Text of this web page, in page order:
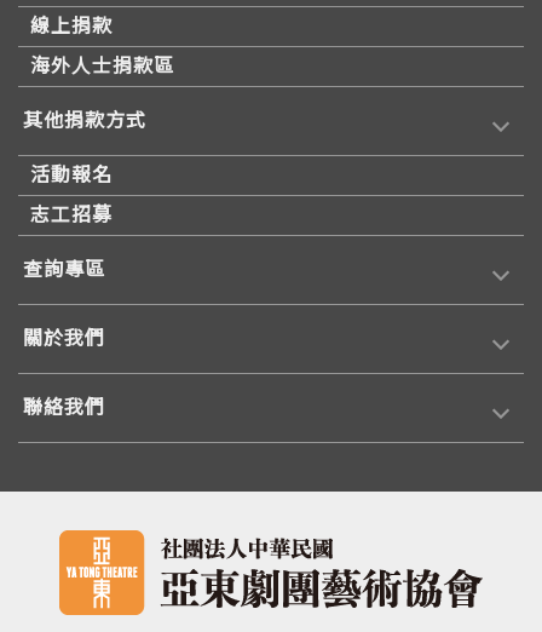
線上捐款
海外人士捐款區
其他捐款方式
活動報名
志工招募
查詢專區
關於我們
聯絡我們